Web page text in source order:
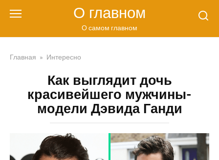
О главном
О самом главном
Главная » Интересно
Как выглядит дочь
красивейшего мужчины-
модели Дэвида Ганди